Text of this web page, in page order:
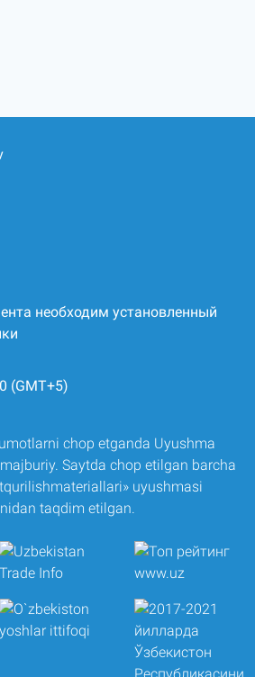
необходим установленный
(GMT+5)
chop etganda Uyushma
Saytda chop etilgan barcha
uyushmasi
taqdim etilgan.